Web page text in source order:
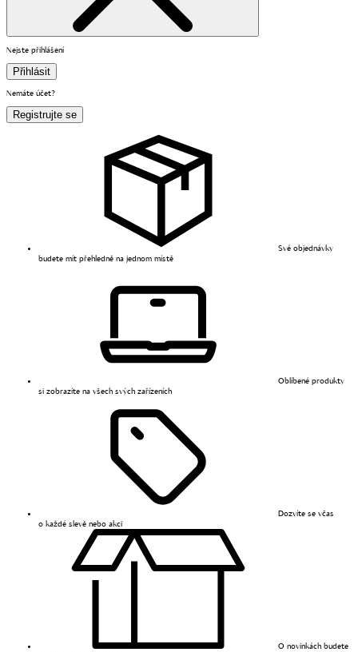
Nejste přihlášení
Přihlásit
Nemáte účet?
Registrujte se
Své objednávky
budete mít přehledně na jednom místě
Oblíbené produkty
si zobrazíte na všech svých zařízeních
Dozvíte se včas
o každé slevě nebo akci
O novinkách budete